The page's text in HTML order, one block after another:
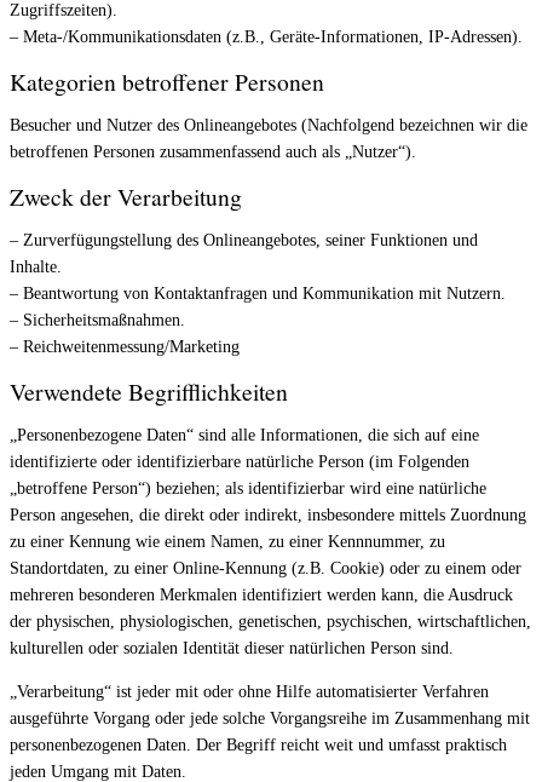
Zugriffszeiten).
– Meta-/Kommunikationsdaten (z.B., Geräte-Informationen, IP-Adressen).
Kategorien betroffener Personen
Besucher und Nutzer des Onlineangebotes (Nachfolgend bezeichnen wir die
betroffenen Personen zusammenfassend auch als „Nutzer“).
Zweck der Verarbeitung
– Zurverfügungstellung des Onlineangebotes, seiner Funktionen und
Inhalte.
– Beantwortung von Kontaktanfragen und Kommunikation mit Nutzern.
– Sicherheitsmaßnahmen.
– Reichweitenmessung/Marketing
Verwendete Begrifflichkeiten
„Personenbezogene Daten“ sind alle Informationen, die sich auf eine
identifizierte oder identifizierbare natürliche Person (im Folgenden
„betroffene Person“) beziehen; als identifizierbar wird eine natürliche
Person angesehen, die direkt oder indirekt, insbesondere mittels Zuordnung
zu einer Kennung wie einem Namen, zu einer Kennnummer, zu
Standortdaten, zu einer Online-Kennung (z.B. Cookie) oder zu einem oder
mehreren besonderen Merkmalen identifiziert werden kann, die Ausdruck
der physischen, physiologischen, genetischen, psychischen, wirtschaftlichen,
kulturellen oder sozialen Identität dieser natürlichen Person sind.
„Verarbeitung“ ist jeder mit oder ohne Hilfe automatisierter Verfahren
ausgeführte Vorgang oder jede solche Vorgangsreihe im Zusammenhang mit
personenbezogenen Daten. Der Begriff reicht weit und umfasst praktisch
jeden Umgang mit Daten.